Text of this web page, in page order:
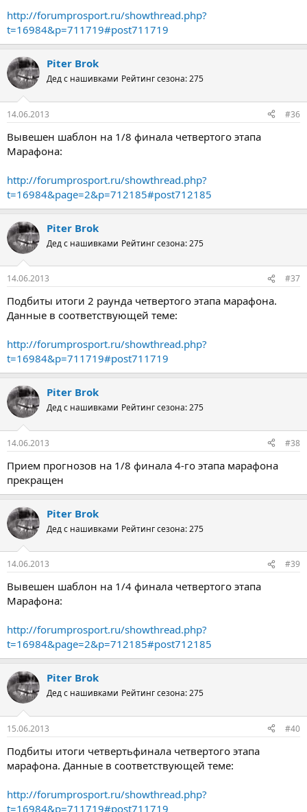
http://forumprosport.ru/showthread.php?
t=16984&p=711719#post711719
Piter Brok
Дед с нашивками Рейтинг сезона: 275
14.06.2013 #36
Вывешен шаблон на 1/8 финала четвертого этапа
Марафона:
http://forumprosport.ru/showthread.php?
t=16984&page=2&p=712185#post712185
Piter Brok
Дед с нашивками Рейтинг сезона: 275
14.06.2013 #37
Подбиты итоги 2 раунда четвертого этапа марафона.
Данные в соответствующей теме:
http://forumprosport.ru/showthread.php?
t=16984&p=711719#post711719
Piter Brok
Дед с нашивками Рейтинг сезона: 275
14.06.2013 #38
Прием прогнозов на 1/8 финала 4-го этапа марафона
прекращен
Piter Brok
Дед с нашивками Рейтинг сезона: 275
14.06.2013 #39
Вывешен шаблон на 1/4 финала четвертого этапа
Марафона:
http://forumprosport.ru/showthread.php?
t=16984&page=2&p=712185#post712185
Piter Brok
Дед с нашивками Рейтинг сезона: 275
15.06.2013 #40
Подбиты итоги четвертьфинала четвертого этапа
марафона. Данные в соответствующей теме:
http://forumprosport.ru/showthread.php?
t=16984&p=711719#post711719